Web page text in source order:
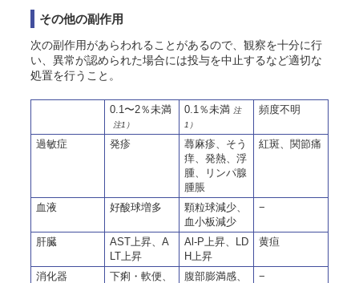
その他の副作用
次の副作用があらわれることがあるので、観察を十分に行
い、異常が認められた場合には投与を中止するなど適切な
処置を行うこと。
0.1〜2％未満
注1）
0.1％未満 注
1）
頻度不明
過敏症 発疹
蕁麻疹、そう
痒、発熱、浮
腫、リンパ腺
腫脹
紅斑、関節痛
血液 好酸球増多
顆粒球減少、
血小板減少
−
肝臓
AST上昇、A
LT上昇
Al-P上昇、LD
H上昇
黄疸
消化器
下痢・軟便、
腹部膨満感、
−